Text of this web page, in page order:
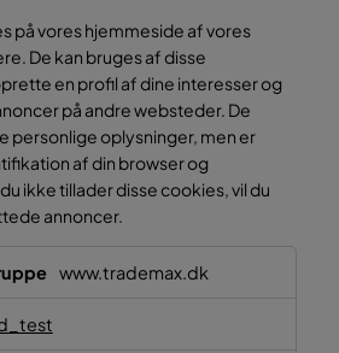
på vores hjemmeside af vores
De kan bruges af disse
en profil af dine interesser og
på andre websteder. De
personlige oplysninger, men er
af din browser og
ikke tillader disse cookies, vil du
annoncer.
www.trademax.dk